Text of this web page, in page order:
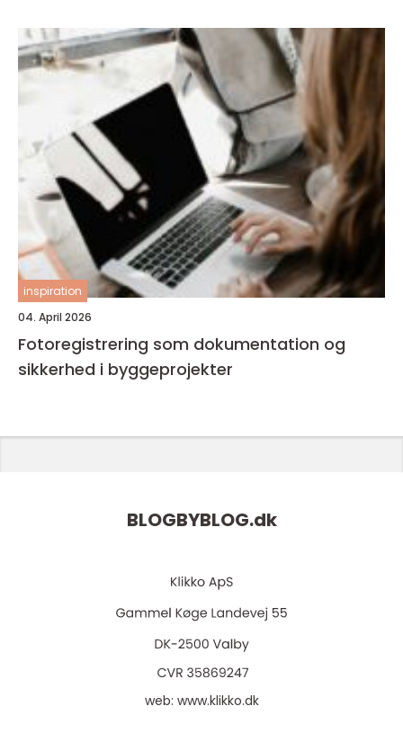
inspiration
04. April 2026
Fotoregistrering som dokumentation og
sikkerhed i byggeprojekter
BLOGBYBLOG.dk
web: www.klikko.dk